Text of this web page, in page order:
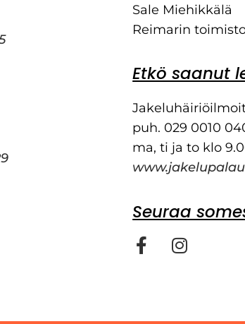
Sale Miehikkälä
Reimarin
Etkö saanut
puh. 029 0010
ma, ti ja to klo
Seuraa